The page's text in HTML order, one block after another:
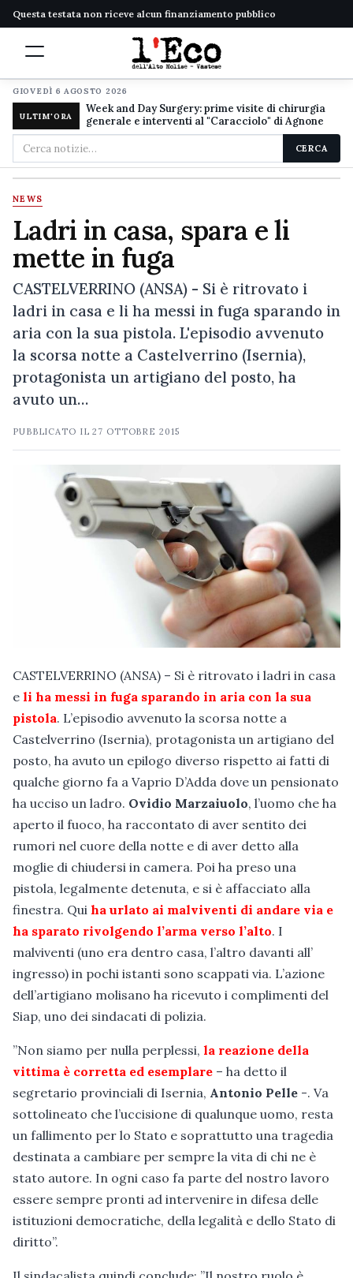
Questa testata non riceve alcun finanziamento pubblico
GIOVEDÌ 6 AGOSTO 2026
ULTIM'ORA
Week and Day Surgery: prime visite di chirurgia
generale e interventi al "Caracciolo" di Agnone
Cerca
nel
sito
CERCA
NEWS
Ladri in casa, spara e li
mette in fuga
CASTELVERRINO (ANSA) - Si è ritrovato i
ladri in casa e li ha messi in fuga sparando in
aria con la sua pistola. L'episodio avvenuto
la scorsa notte a Castelverrino (Isernia),
protagonista un artigiano del posto, ha
avuto un…
PUBBLICATO IL27 OTTOBRE 2015
CASTELVERRINO (ANSA) – Si è ritrovato i ladri in casa
e li ha messi in fuga sparando in aria con la sua
pistola. L’episodio avvenuto la scorsa notte a
Castelverrino (Isernia), protagonista un artigiano del
posto, ha avuto un epilogo diverso rispetto ai fatti di
qualche giorno fa a Vaprio D’Adda dove un pensionato
ha ucciso un ladro. Ovidio Marzaiuolo, l’uomo che ha
aperto il fuoco, ha raccontato di aver sentito dei
rumori nel cuore della notte e di aver detto alla
moglie di chiudersi in camera. Poi ha preso una
pistola, legalmente detenuta, e si è affacciato alla
finestra. Qui ha urlato ai malviventi di andare via e
ha sparato rivolgendo l’arma verso l’alto. I
malviventi (uno era dentro casa, l’altro davanti all’
ingresso) in pochi istanti sono scappati via. L’azione
dell’artigiano molisano ha ricevuto i complimenti del
Siap, uno dei sindacati di polizia.
”Non siamo per nulla perplessi, la reazione della
vittima è corretta ed esemplare – ha detto il
segretario provinciali di Isernia, Antonio Pelle -. Va
sottolineato che l’uccisione di qualunque uomo, resta
un fallimento per lo Stato e soprattutto una tragedia
destinata a cambiare per sempre la vita di chi ne è
stato autore. In ogni caso fa parte del nostro lavoro
essere sempre pronti ad intervenire in difesa delle
istituzioni democratiche, della legalità e dello Stato di
diritto”.